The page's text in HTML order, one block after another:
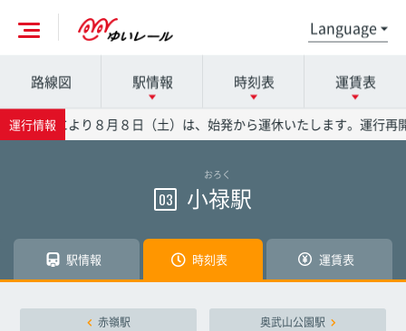
各駅の詳細は駅名を押してください
那覇空港駅
赤嶺駅
時刻表の詳細は駅名を押してください
那覇空港駅
赤嶺駅
運賃表の詳細は駅名を押してください
那覇空港駅
赤嶺駅
路線図 駅情報 時刻表 運賃表
運行情報
の影響により８月８日（土）は、始発から運休いたします。運行再
おろく
03 小禄駅
駅情報 時刻表 運賃表
赤嶺駅 奥武山公園駅